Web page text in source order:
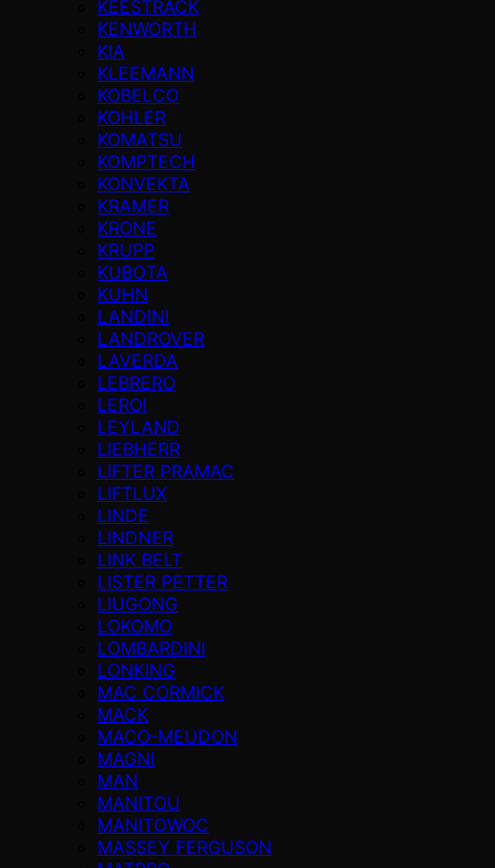
KEESTRACK
KENWORTH
KIA
KLEEMANN
KOBELCO
KOHLER
KOMATSU
KOMPTECH
KONVEKTA
KRAMER
KRONE
KRUPP
KUBOTA
KUHN
LANDINI
LANDROVER
LAVERDA
LEBRERO
LEROI
LEYLAND
LIEBHERR
LIFTER PRAMAC
LIFTLUX
LINDE
LINDNER
LINK BELT
LISTER PETTER
LIUGONG
LOKOMO
LOMBARDINI
LONKING
MAC CORMICK
MACK
MACO-MEUDON
MAGNI
MAN
MANITOU
MANITOWOC
MASSEY FERGUSON